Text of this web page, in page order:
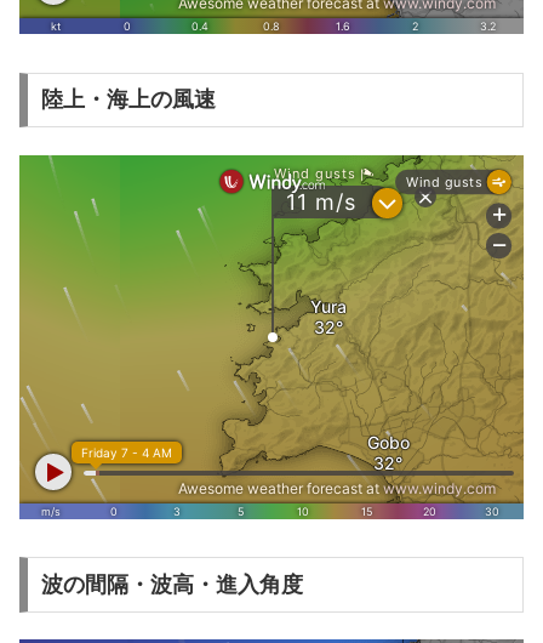
陸上・海上の風速
波の間隔・波高・進入角度